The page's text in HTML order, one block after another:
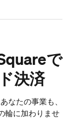
で
決済
なたの事業も、
輪に加わりませ